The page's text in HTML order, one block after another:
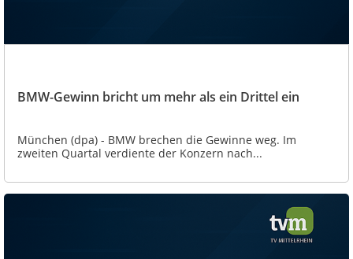
BMW-Gewinn bricht um mehr als ein Drittel ein
München (dpa) - BMW brechen die Gewinne weg. Im
zweiten Quartal verdiente der Konzern nach...